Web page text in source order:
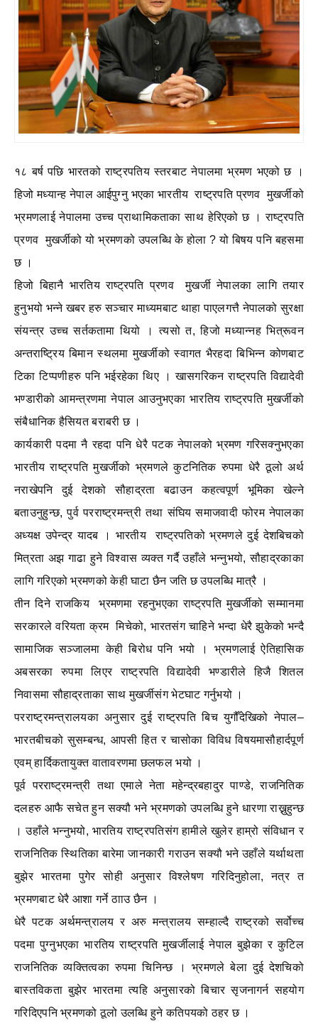
१८ बर्ष पछि भारतको राष्ट्रपतिय स्तरबाट नेपालमा भ्रमण भएको छ ।
हिजो मध्यान्ह नेपाल आईपुग्नु भएका भारतीय राष्ट्रपति प्रणव मुखर्जीको
भ्रमणलाई नेपालमा उच्च प्राथामिकताका साथ हेरिएको छ । राष्ट्रपति
प्रणव मुखर्जीको यो भ्रमणको उपलब्धि के होला ? यो बिषय पनि बहसमा
छ ।
हिजो बिहानै भारतिय राष्ट्रपति प्रणव मुखर्जी नेपालका लागि तयार
हुनुभयो भन्ने खबर हरु सञ्चार माध्यमबाट थाहा पाएलगत्तै नेपालको सुरक्षा
संयन्त्र उच्च सर्तकतामा थियो । त्यसो त, हिजो मध्यान्नह भित्रूवन
अन्तराष्ट्रिय बिमान स्थलमा मुखर्जीको स्वागत भैरहदा बिभिन्न कोणबाट
टिका टिप्पणीहरु पनि भईरहेका थिए । खासगरिकन राष्ट्रपति विद्यादेवी
भण्डारीको आमन्त्रणमा नेपाल आउनुभएका भारतिय राष्ट्रपति मुखर्जीको
संबैधानिक हैसियत बराबरी छ ।
कार्यकारी पदमा नै रहदा पनि धेरै पटक नेपालको भ्रमण गरिसक्नुभएका
भारतीय राष्ट्रपति मुखर्जीको भ्रमणले कुटनितिक रुपमा धेरै ठूलो अर्थ
नराखेपनि दुई देशको सौहाद्रता बढाउन कहत्वपूर्ण भूमिका खेल्ने
बताउनुहुन्छ, पुर्व परराष्ट्रमन्त्री तथा संघिय समाजवादी फोरम नेपालका
अध्यक्ष उपेन्द्र यादब । भारतीय राष्ट्रपतिको भ्रमणले दुई देशबिचको
मित्रता अझ गाढा हुने विश्वास व्यक्त गर्दै उहाँले भन्नुभयो, सौहाद्रकाका
लागि गरिएको भ्रमणको केही घाटा छैन जति छ उपलब्धि मात्रै ।
तीन दिने राजकिय भ्रमणमा रहनुभएका राष्ट्रपति मुखर्जीको सम्मानमा
सरकारले वरियता क्रम मिचेको, भारतसंग चाहिने भन्दा धेरै झुकेको भन्दै
सामाजिक सञ्जालमा केही बिरोध पनि भयो । भ्रमणलाई ऐतिहासिक
अबसरका रुपमा लिएर राष्ट्रपति विद्यादेवी भण्डारीले हिजै शितल
निवासमा सौहाद्रताका साथ मुखर्जीसंग भेटघाट गर्नुभयो ।
परराष्ट्रमन्त्रालयका अनुसार दुई राष्ट्रपति बिच युगौँदेखिको नेपाल–
भारतबीचको सुसम्बन्ध, आपसी हित र चासोका विविध विषयमासौहार्दपूर्ण
एवम् हार्दिकतायुक्त वातावरणमा छलफल भयो ।
पूर्व परराष्ट्रमन्त्री तथा एमाले नेता महेन्द्रबहादुर पाण्डे, राजनितिक
दलहरु आफै सचेत हुन सक्यौ भने भ्रमणको उपलब्धि हुने धारणा राख्नुहुन्छ
। उहाँले भन्नुभयो, भारतिय राष्ट्रपतिसंग हामीले खुलेर हाम्रो संविधान र
राजनितिक स्थितिका बारेमा जानकारी गराउन सक्यौ भने उहाँले यर्थाथता
बुझेर भारतमा पुगेर सोही अनुसार विश्लेषण गरिदिनुहोला, नत्र त
भ्रमणबाट धेरै आशा गर्ने ठााउ छैन ।
धेरै पटक अर्थमन्त्रालय र अरु मन्त्रालय सम्हाल्दै राष्ट्रको सर्वोच्च
पदमा पुग्नुभएका भारतिय राष्ट्रपति मुखर्जीलाई नेपाल बुझेका र कुटिल
राजनितिक व्यक्तित्वका रुपमा चिनिन्छ । भ्रमणले बेला दुई देशचिको
बास्तविकता बुझेर भारतमा त्यहि अनुसारको बिचार सृजनागर्न सहयोग
गरिदिएपनि भ्रमणको ठूलो उलब्धि हुने कतिपयको ठहर छ ।